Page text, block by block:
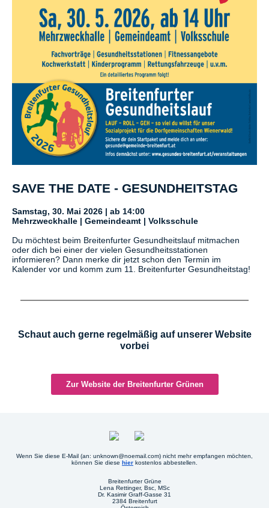
SAVE THE DATE - GESUNDHEITSTAG
Samstag, 30. Mai 2026 | ab 14:00
Mehrzweckhalle | Gemeindeamt | Volksschule
Du möchtest beim Breitenfurter Gesundheitslauf mitmachen
oder dich bei einer der vielen Gesundheitsstationen
informieren? Dann merke dir jetzt schon den Termin im
Kalender vor und komm zum 11. Breitenfurter Gesundheitstag!
Schaut auch gerne regelmäßig auf unserer Website
vorbei
Zur Website der Breitenfurter Grünen
Wenn Sie diese E-Mail (an: unknown@noemail.com) nicht mehr empfangen möchten,
können Sie diese hier kostenlos abbestellen.
Breitenfurter Grüne
Lena Rettinger, Bsc, MSc
Dr. Kasimir Graff-Gasse 31
2384 Breitenfurt